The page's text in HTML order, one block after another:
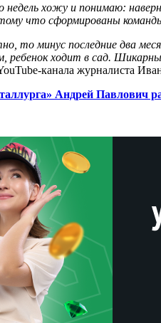
недель хожу и понимаю:
что сформированы
то минус последние два
ребенок ходит в сад.
канала журналиста
Андрей Павлович